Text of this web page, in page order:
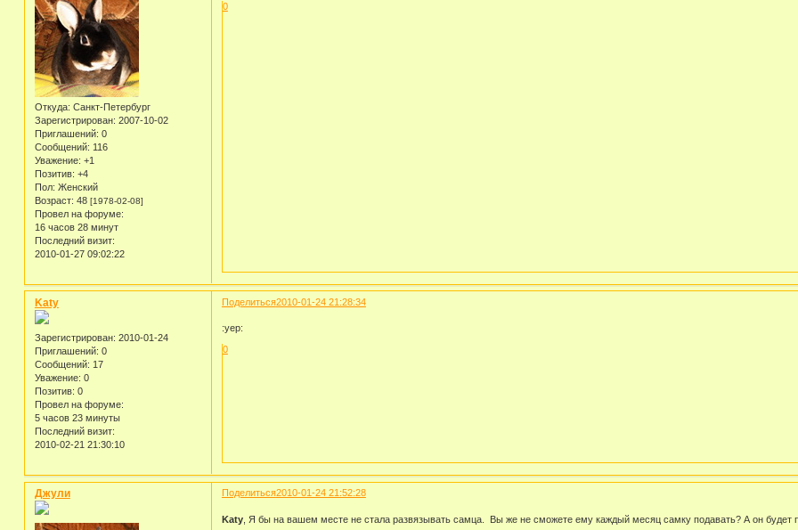
Откуда: Санкт-Петербург
Зарегистрирован: 2007-10-02
Приглашений: 0
Сообщений: 116
Уважение: +1
Позитив: +4
Пол: Женский
Возраст: 48 [1978-02-08]
Провел на форуме:
16 часов 28 минут
Последний визит:
2010-01-27 09:02:22
0
Поделиться2010-01-24 21:28:34
Katy
Зарегистрирован: 2010-01-24
Приглашений: 0
Сообщений: 17
Уважение: 0
Позитив: 0
Провел на форуме:
5 часов 23 минуты
Последний визит:
2010-02-21 21:30:10
:yep:
0
Поделиться2010-01-24 21:52:28
Джули
Katy, Я бы на вашем месте не стала развязывать самца. Вы же не сможете ему каждый месяц самку подавать? А он будет